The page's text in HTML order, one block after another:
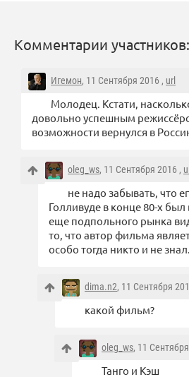
Комментарии участников:
Игемон, 11 Сентября 2016 , url
Молодец. Кстати,
довольно успешным
возможности вернулся в
oleg_ws, 11 Сентября 2016 ,
не надо забывать, что
Голливуде в конце 80-х был
еще подпольного рынка
то, что автор фильма
особо тогда никто и не знал.
dima.n2, 11 Сентября
какой фильм?
oleg_ws, 11
Танго и Кэш